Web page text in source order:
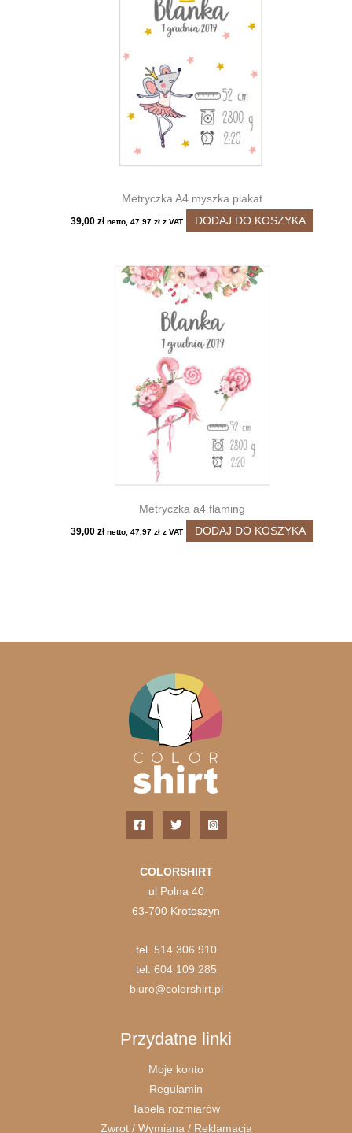
Metryczka A4 myszka plakat
39,00zł netto,47,97zł z VAT DODAJ DO KOSZYKA
Metryczka a4 flaming
39,00zł netto,47,97zł z VAT DODAJ DO KOSZYKA
COLORSHIRT
ul Polna 40
63-700 Krotoszyn
tel. 514 306 910
tel. 604 109 285
biuro@colorshirt.pl
Przydatne linki
Moje konto
Regulamin
Tabela rozmiarów
Zwrot / Wymiana / Reklamacja